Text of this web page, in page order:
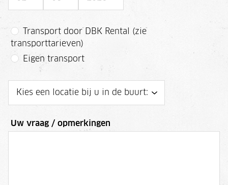
Transport door DBK Rental (zie
transporttarieven)
Eigen transport
Uw vraag / opmerkingen